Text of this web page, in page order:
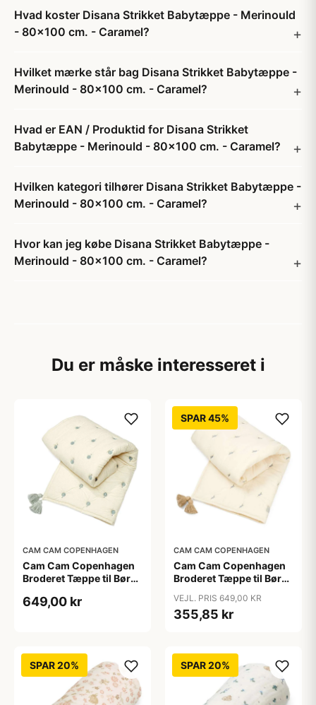
Hvad koster Disana Strikket Babytæppe - Merinould
- 80x100 cm. - Caramel?
Hvilket mærke står bag Disana Strikket Babytæppe -
Merinould - 80x100 cm. - Caramel?
Hvad er EAN / Produktid for Disana Strikket
Babytæppe - Merinould - 80x100 cm. - Caramel?
Hvilken kategori tilhører Disana Strikket Babytæppe -
Merinould - 80x100 cm. - Caramel?
Hvor kan jeg købe Disana Strikket Babytæppe -
Merinould - 80x100 cm. - Caramel?
Du er måske interesseret i
CAM CAM COPENHAGEN
Cam Cam Copenhagen
Broderet Tæppe til Børn
649,00 kr
SPAR 45%
CAM CAM COPENHAGEN
Cam Cam Copenhagen
Broderet Tæppe til Børn
VEJL. PRIS 649,00 KR
355,85 kr
SPAR 20% SPAR 20%